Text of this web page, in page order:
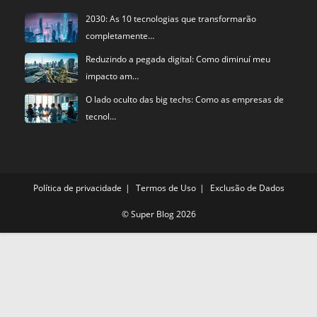
2030: As 10 tecnologias que transformarão
completamente…
Reduzindo a pegada digital: Como diminuí meu
impacto am…
O lado oculto das big techs: Como as empresas de
tecnol…
Política de privacidade Termos de Uso Exclusão de Dados
©Super Blog2026